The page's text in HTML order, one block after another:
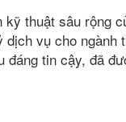
kỹ thuật sâu rộng
vụ cho
tin cậy, đã